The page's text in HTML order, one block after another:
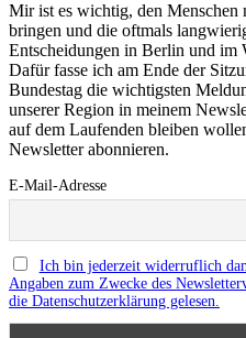
Mir ist es wichtig, den Menschen
bringen und die oftmals
Entscheidungen in Berlin und im
Dafür fasse ich am Ende der
Bundestag die wichtigsten
unserer Region in meinem
auf dem Laufenden bleiben
Newsletter abonnieren.
E-Mail-Adresse
Ich bin jederzeit widerruflich
Angaben zum Zwecke des
die Datenschutzerklärung gelesen.